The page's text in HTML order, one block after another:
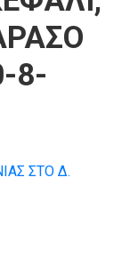
8-
ΣΤΟ Δ.